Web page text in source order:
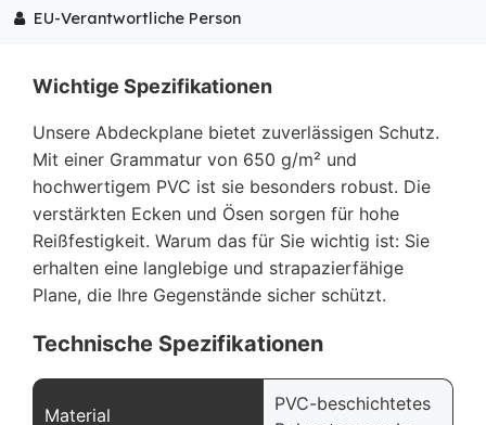
EU-Verantwortliche Person
Wichtige Spezifikationen
Unsere Abdeckplane bietet zuverlässigen Schutz.
Mit einer Grammatur von 650 g/m² und
hochwertigem PVC ist sie besonders robust. Die
verstärkten Ecken und Ösen sorgen für hohe
Reißfestigkeit. Warum das für Sie wichtig ist: Sie
erhalten eine langlebige und strapazierfähige
Plane, die Ihre Gegenstände sicher schützt.
Technische Spezifikationen
Material
PVC-beschichtetes